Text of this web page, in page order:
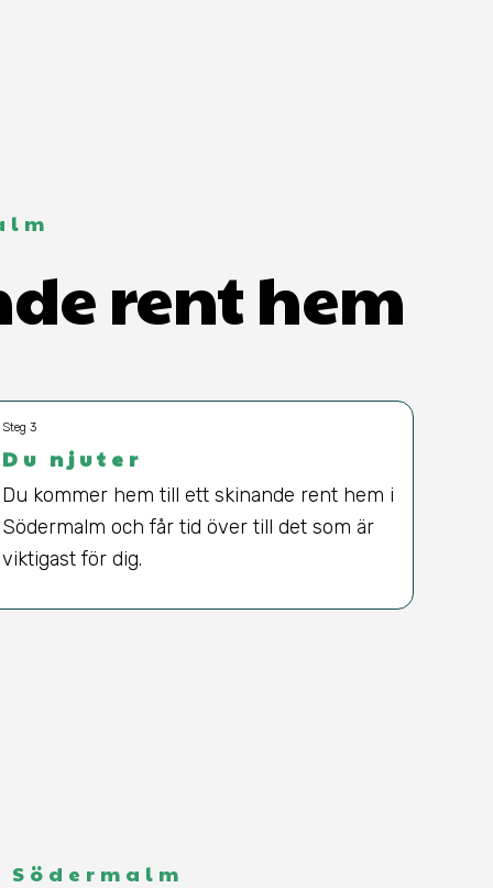
rent hem
Steg 3
Du njuter
Du kommer hem till ett skinande rent hem i
Södermalm och får tid över till det som är
viktigast för dig.